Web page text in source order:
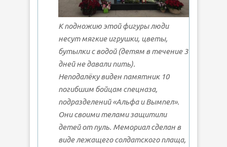
К подножию этой фигуры люди
несут мягкие игрушки, цветы,
бутылки с водой (детям в течение 3
дней не давали пить).
Неподалёку виден памятник 10
погибшим бойцам спецназа,
подразделений «Альфа и Вымпел».
Они своими телами защитили
детей от пуль. Мемориал сделан в
виде лежащего солдатского плаща,